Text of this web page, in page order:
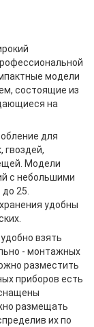
модели
состоящие из
на
для
гвоздей,
Модели
с небольшими
25.
удобны
взять
- монтажных
разместить
приборов есть
размещать
их по